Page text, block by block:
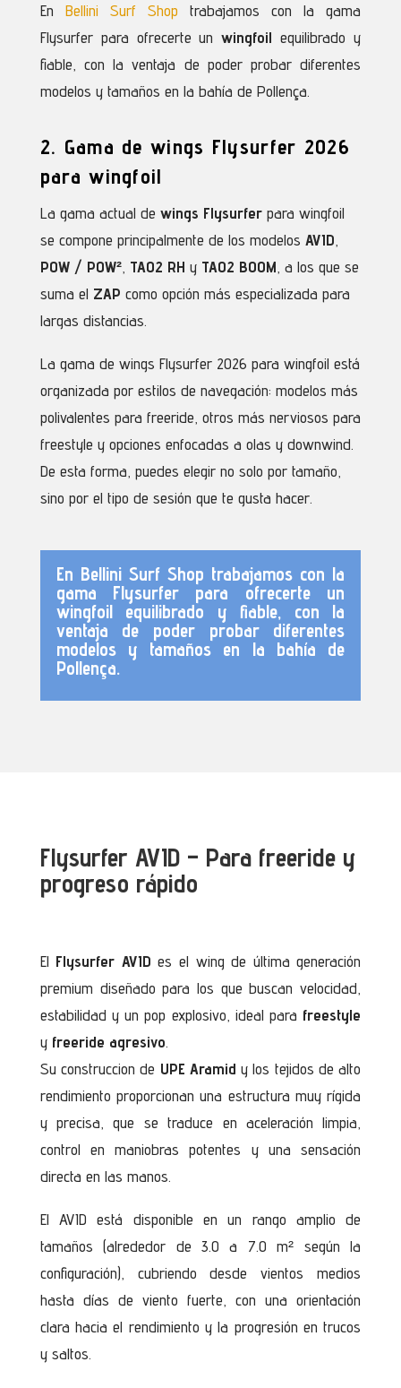
En Bellini Surf Shop trabajamos con la gama
Flysurfer para ofrecerte unwingfoil equilibrado y
fiable, con la ventaja de poder probar diferentes
modelos y tamaños en la bahía de Pollença.
2. Gama de wings Flysurfer 2026
para wingfoil
La gama actual de wings Flysurferpara wingfoil
se compone principalmente de los modelos AVID
POW / POW², TAO2 RH y TAO2 BOOM , a los que se
suma el ZAP como opción más especializada para
largas distancias.
La gama de wings Flysurfer 2026 para wingfoil está
organizada por estilos de navegación: modelos más
polivalentes para freeride, otros más nerviosos para
freestyle y opciones enfocadas a olas y downwind.
De esta forma, puedes elegir no solo por tamaño,
sino por el tipo de sesión que te gusta hacer.
En Bellini Surf Shop trabajamos con la
gama Flysurfer para ofrecerte un
wingfoilequilibrado y fiable, con la
ventaja de poder probar diferentes
modelos y tamaños en la bahía de
Pollença.
Flysurfer AVID – Para freeride y
progreso rápido
El Flysurfer AVID es el wing de última generación
premium diseñado para los que buscan velocidad,
estabilidad y un pop explosivo, ideal para freestyle
y freeride agresivo.
Su construccion de UPE Aramid y los tejidos de alto
rendimiento proporcionan una estructura muy rígida
y precisa, que se traduce en aceleración limpia,
control en maniobras potentes y una sensación
directa en las manos.
El AVID está disponible en un rango amplio de
tamaños (alrededor de 3.0 a 7.0 m² según la
configuración), cubriendo desde vientos medios
hasta días de viento fuerte, con una orientación
clara hacia el rendimiento y la progresión en trucos
y saltos.